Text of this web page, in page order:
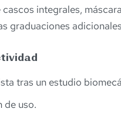
integrales,
graduaciones
tras un estudio
de uso.